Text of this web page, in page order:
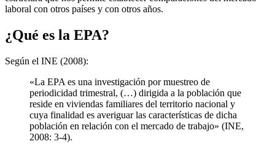
laboral con otros países y con otros años.
¿Qué es la EPA?
Según el INE (2008):
«La EPA es una investigación por muestreo de
periodicidad trimestral, (…) dirigida a la población que
reside en viviendas familiares del territorio nacional y
cuya finalidad es averiguar las características de dicha
población en relación con el mercado de trabajo» (INE,
2008: 3-4).